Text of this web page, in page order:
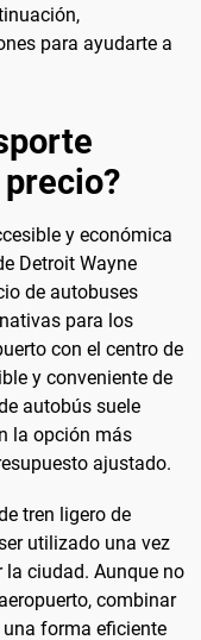
para ayudarte a
y económica
Detroit Wayne
de autobuses
para los
con el centro de
y conveniente de
autobús suele
la opción más
ajustado.
tren ligero de
utilizado una vez
la ciudad. Aunque no
combinar
forma eficiente